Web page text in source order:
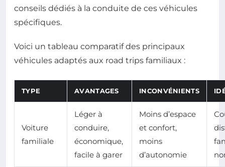
conseils dédiés à la conduite de ces véhicules
spécifiques.
Voici un tableau comparatif des principaux
véhicules adaptés aux road trips familiaux :
TYPE AVANTAGES INCONVÉNIENTS
Voiture
familiale
Léger à
conduire,
économique,
facile à garer
Moins d’espace
et confort,
moins
d’autonomie